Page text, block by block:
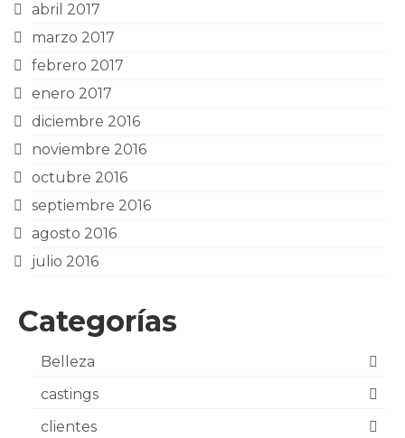
abril 2017
marzo 2017
febrero 2017
enero 2017
diciembre 2016
noviembre 2016
octubre 2016
septiembre 2016
agosto 2016
julio 2016
Categorías
Belleza
castings
clientes